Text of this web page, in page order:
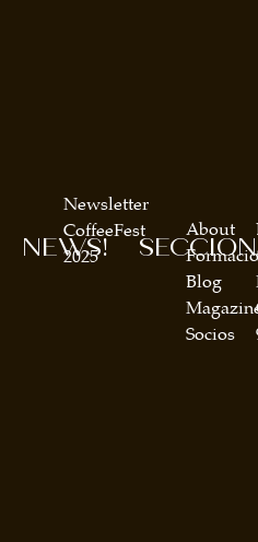
About
Blog
Socios
NEWS!
Newsletter
CoffeeFest
2025